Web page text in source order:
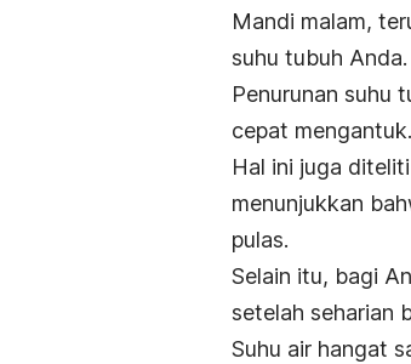
Mandi malam,
suhu tubuh Anda.
Penurunan suhu
cepat mengantuk.
Hal ini juga
menunjukkan
pulas.
Selain itu, bagi
setelah seharian
Suhu air hangat